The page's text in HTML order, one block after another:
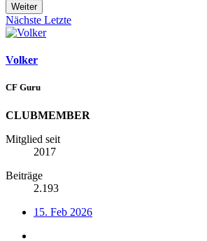
Weiter
Nächste Letzte
Volker
CF Guru
CLUBMEMBER
Mitglied seit
2017
Beiträge
2.193
15. Feb 2026